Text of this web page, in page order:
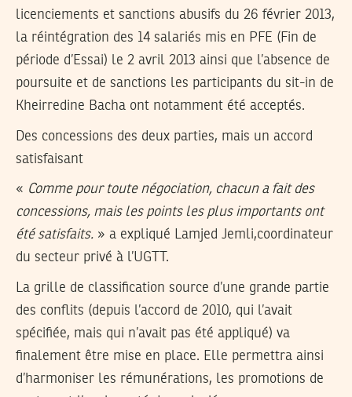
licenciements et sanctions abusifs du 26 février 2013,
la réintégration des 14 salariés mis en PFE (Fin de
période d’Essai) le 2 avril 2013 ainsi que l’absence de
poursuite et de sanctions les participants du sit-in de
Kheirredine Bacha ont notamment été acceptés.
Des concessions des deux parties, mais un accord
satisfaisant
« Comme pour toute négociation, chacun a fait des
concessions, mais les points les plus importants ont
été satisfaits. » a expliqué Lamjed Jemli,coordinateur
du secteur privé à l’UGTT.
La grille de classification source d’une grande partie
des conflits (depuis l’accord de 2010, qui l’avait
spécifiée, mais qui n’avait pas été appliqué) va
finalement être mise en place. Elle permettra ainsi
d’harmoniser les rémunérations, les promotions de